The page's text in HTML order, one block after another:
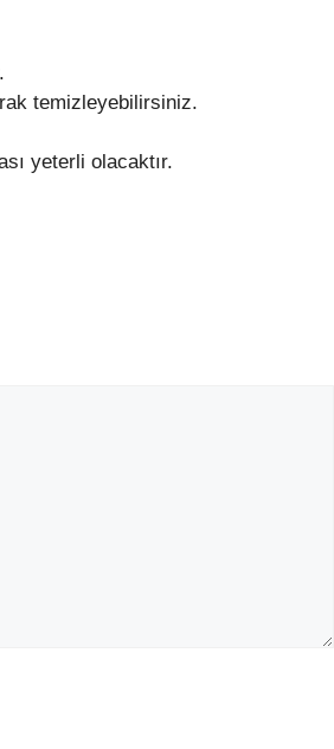
temizleyebilirsiniz.
yeterli olacaktır.